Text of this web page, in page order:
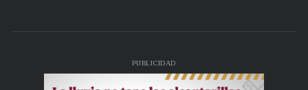
PUBLICIDAD